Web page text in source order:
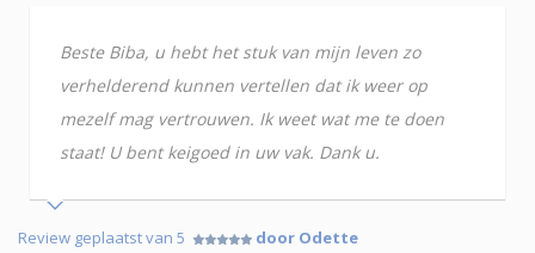
Beste Biba, u hebt het stuk van mijn leven zo
verhelderend kunnen vertellen dat ik weer op
mezelf mag vertrouwen. Ik weet wat me te doen
staat! U bent keigoed in uw vak. Dank u.
Review geplaatst van 5
door Odette